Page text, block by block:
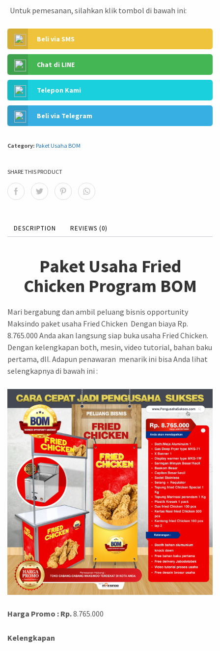
Untuk pemesanan, silahkan klik tombol di bawah ini:
Beli via SMS
Chat di LINE
Telepon Kami
Beli via Telegram
Category: Paket Usaha BOM
SHARE THIS PRODUCT
DESCRIPTION REVIEWS (0)
Paket Usaha Fried
Chicken Program BOM
Mari bergabung dan ambil peluang bisnis opportunity
Maksindo paket usaha Fried Chicken Dengan biaya Rp.
8.765.000 Anda akan langsung siap buka usaha Fried Chicken.
Dengan kelengkapan both, mesin, video tutorial, bahan baku
pertama, dll. Adapun penawaran menarik ini bisa Anda lihat
selengkapnya di bawah ini :
Harga Promo : Rp.8.765.000
Kelengkapan